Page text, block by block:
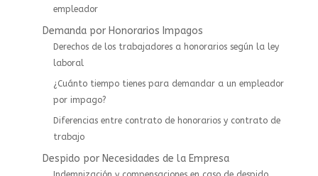
empleador
Demanda por Honorarios Impagos
Derechos de los trabajadores a honorarios según la ley
laboral
¿Cuánto tiempo tienes para demandar a un empleador
por impago?
Diferencias entre contrato de honorarios y contrato de
trabajo
Despido por Necesidades de la Empresa